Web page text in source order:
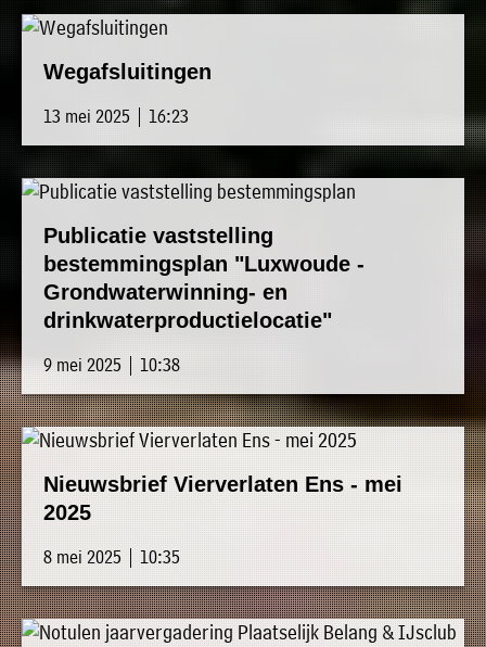
Wegafsluitingen
13 mei 2025 | 16:23
Publicatie vaststelling
bestemmingsplan "Luxwoude -
Grondwaterwinning- en
drinkwaterproductielocatie"
9 mei 2025 | 10:38
Nieuwsbrief Vierverlaten Ens - mei
2025
8 mei 2025 | 10:35